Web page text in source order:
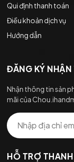
Qui định thanh toán
Điều khoản dịch vụ
Hướng dẫn
ĐĂNG KÝ
Nhận thông tin sản
mãi của
HỖ TRỢ